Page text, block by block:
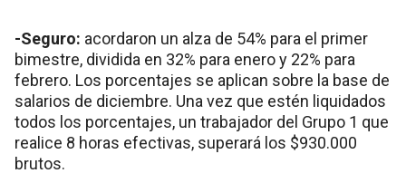
-Seguro: acordaron un alza de 54% para el primer
bimestre, dividida en 32% para enero y 22% para
febrero. Los porcentajes se aplican sobre la base de
salarios de diciembre. Una vez que estén liquidados
todos los porcentajes, un trabajador del Grupo 1 que
realice 8 horas efectivas, superará los $930.000
brutos.